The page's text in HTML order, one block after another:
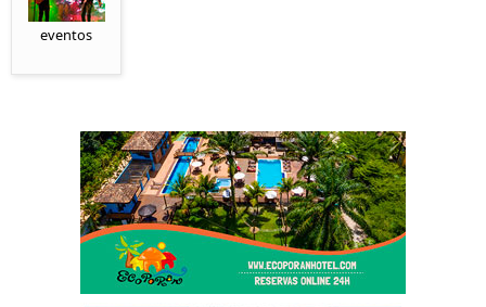
eventos